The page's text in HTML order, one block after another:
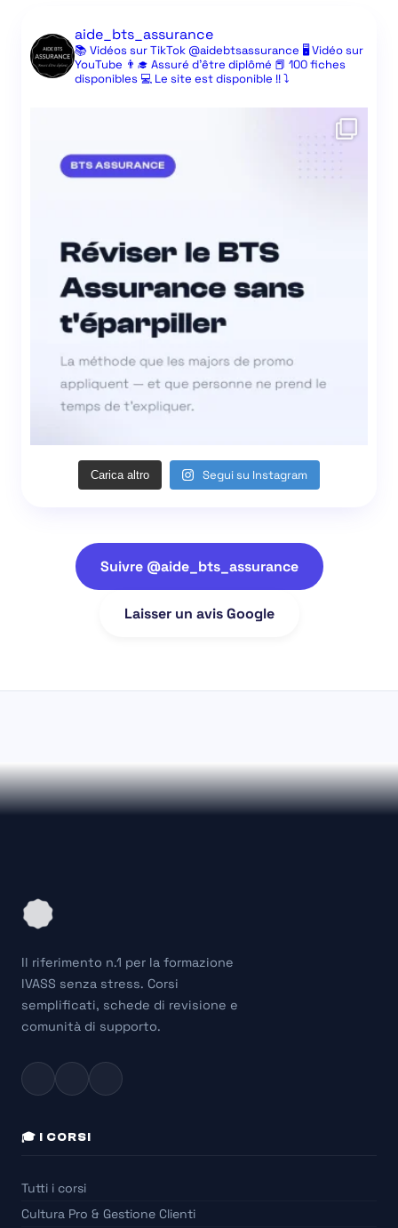
aide_bts_assurance
📚 Vidéos sur TikTok @aidebtsassurance 🖥️ Vidéo sur
YouTube 👨‍🎓 Assuré d’être diplômé 📕 100 fiches
disponibles 💻 Le site est disponible !! ⤵️
Carica altro Segui su Instagram
Suivre @aide_bts_assurance
Laisser un avis Google
Il riferimento n.1 per la formazione
IVASS senza stress. Corsi
semplificati, schede di revisione e
comunità di supporto.
🎓 I CORSI
Tutti i corsi
Cultura Pro & Gestione Clienti